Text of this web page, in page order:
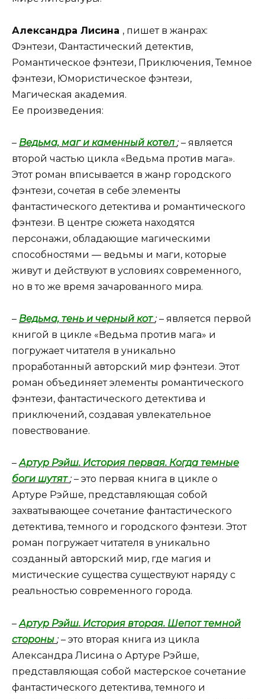
Александра Лисина , пишет в жанрах:
Фэнтези, Фантастический детектив,
Романтическое фэнтези, Приключения, Темное
фэнтези, Юмористическое фэнтези,
Магическая академия.
Ее произведения:
– Ведьма, маг и каменный котел ;– является
второй частью цикла «Ведьма против мага».
Этот роман вписывается в жанр городского
фэнтези, сочетая в себе элементы
фантастического детектива и романтического
фэнтези. В центре сюжета находятся
персонажи, обладающие магическими
способностями — ведьмы и маги, которые
живут и действуют в условиях современного,
но в то же время зачарованного мира.
– Ведьма, тень и черный кот;– является первой
книгой в цикле «Ведьма против мага» и
погружает читателя в уникально
проработанный авторский мир фэнтези. Этот
роман объединяет элементы романтического
фэнтези, фантастического детектива и
приключений, создавая увлекательное
повествование.
–Артур Рэйш. История первая. Когда темные
боги шутят;– это первая книга в цикле о
Артуре Рэйше, представляющая собой
захватывающее сочетание фантастического
детектива, темного и городского фэнтези. Этот
роман погружает читателя в уникально
созданный авторский мир, где магия и
мистические существа существуют наряду с
реальностью современного города.
– Артур Рэйш. История вторая. Шепот темной
стороны ;– это вторая книга из цикла
Александра Лисина о Артуре Рэйше,
представляющая собой мастерское сочетание
фантастического детектива, темного и